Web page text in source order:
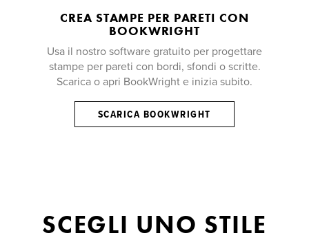
CREA STAMPE PER PARETI CON
BOOKWRIGHT
Usa il nostro software gratuito per progettare
stampe per pareti con bordi, sfondi o scritte.
Scarica o apri BookWright e inizia subito.
SCARICA BOOKWRIGHT
SCEGLI UNO STILE